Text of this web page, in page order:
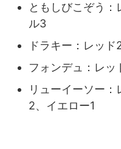
ともしびこぞう：
ル3
ドラキー：レッ
フォンデュ：レッ
リューイーソー：
2、イエロー1